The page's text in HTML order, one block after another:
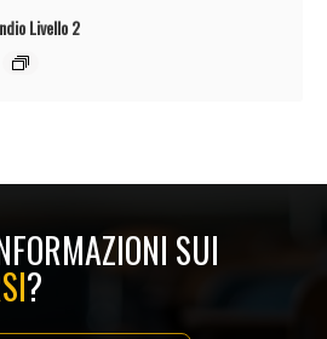
Livello 2
SUI
?